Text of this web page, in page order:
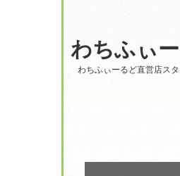
わちふぃ
わちふぃーるど直営店ス